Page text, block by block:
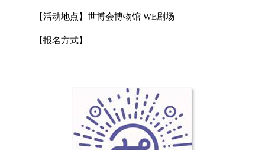
【活动地点】世博会博物馆 WE剧场
【报名方式】